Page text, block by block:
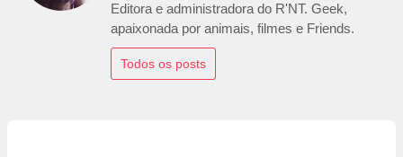
Editora e administradora do R'NT. Geek,
apaixonada por animais, filmes e Friends.
Todos os posts